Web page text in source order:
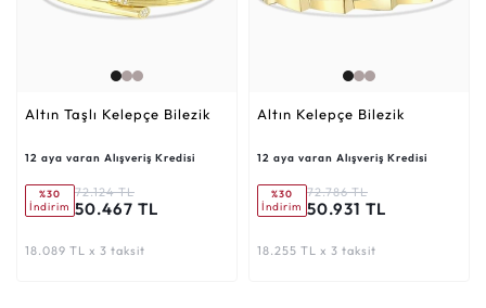
Altın Taşlı Kelepçe Bilezik
12 aya varan Alışveriş Kredisi
%30
İndirim
72.124 TL
50.467 TL
18.089 TL x 3 taksit
Altın Kelepçe Bilezik
12 aya varan Alışveriş Kredisi
%30
İndirim
72.786 TL
50.931 TL
18.255 TL x 3 taksit